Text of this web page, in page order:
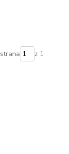
strana z 1